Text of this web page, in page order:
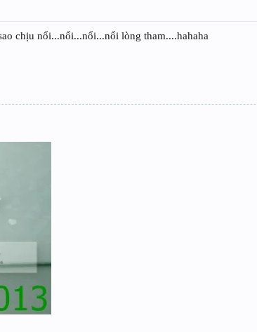
chịu nổi...nổi...nổi...nổi lòng tham....hahaha